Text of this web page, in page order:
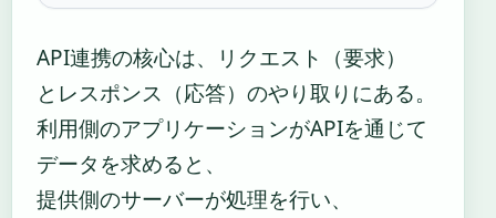
API連携の核心は、リクエスト（要求）
とレスポンス（応答）のやり取りにある。
利用側のアプリケーションがAPIを通じて
データを求めると、
提供側のサーバーが処理を行い、